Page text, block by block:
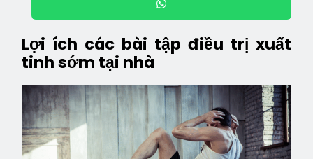
Lợi ích các bài tập điều trị xuất
tinh sớm tại nhà